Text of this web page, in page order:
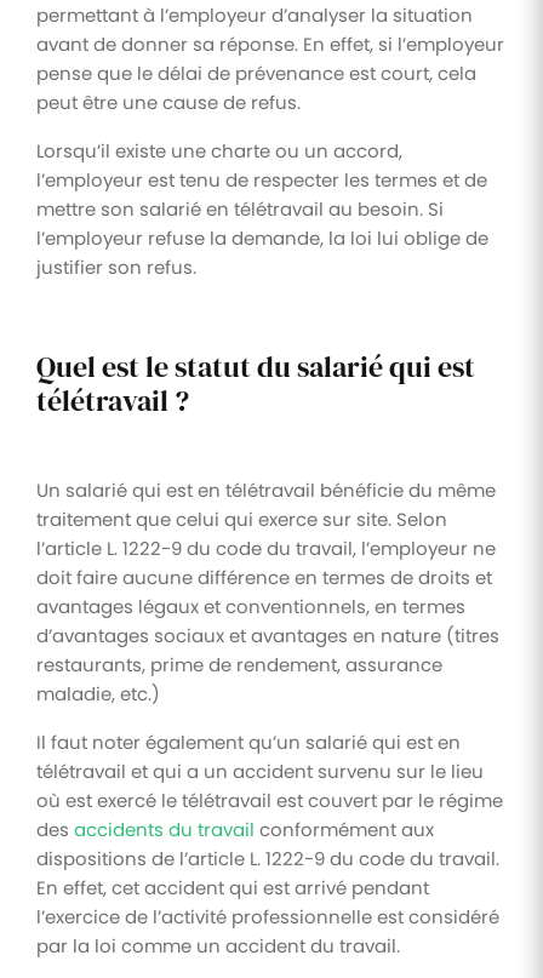
permettant à l’employeur d’analyser la situation
avant de donner sa réponse. En effet, si l’employeur
pense que le délai de prévenance est court, cela
peut être une cause de refus.
Lorsqu’il existe une charte ou un accord,
l’employeur est tenu de respecter les termes et de
mettre son salarié en télétravail au besoin. Si
l’employeur refuse la demande, la loi lui oblige de
justifier son refus.
Quel est le statut du salarié qui est
télétravail ?
Un salarié qui est en télétravail bénéficie du même
traitement que celui qui exerce sur site. Selon
l’article L. 1222-9 du code du travail, l’employeur ne
doit faire aucune différence en termes de droits et
avantages légaux et conventionnels, en termes
d’avantages sociaux et avantages en nature (titres
restaurants, prime de rendement, assurance
maladie, etc.)
Il faut noter également qu’un salarié qui est en
télétravail et qui a un accident survenu sur le lieu
où est exercé le télétravail est couvert par le régime
des accidents du travail conformément aux
dispositions de l’article L. 1222-9 du code du travail.
En effet, cet accident qui est arrivé pendant
l’exercice de l’activité professionnelle est considéré
par la loi comme un accident du travail.